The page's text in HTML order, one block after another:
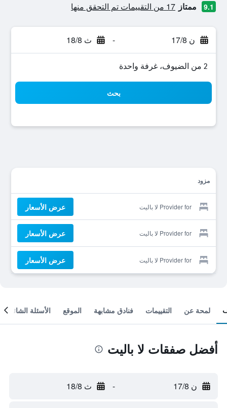
9.1 ممتاز 17 من التقييمات تم التحقق منها
ن 17/8 - ث 18/8
2 من الضيوف، غرفة واحدة
بحث
مزود
Provider for لا باليت عرض الأسعار
Provider for لا باليت عرض الأسعار
Provider for لا باليت عرض الأسعار
لمحة عن التقييمات فنادق مشابهة الموقع الأسئلة الشائعة
أفضل صفقات لا باليت
ن 17/8 - ث 18/8